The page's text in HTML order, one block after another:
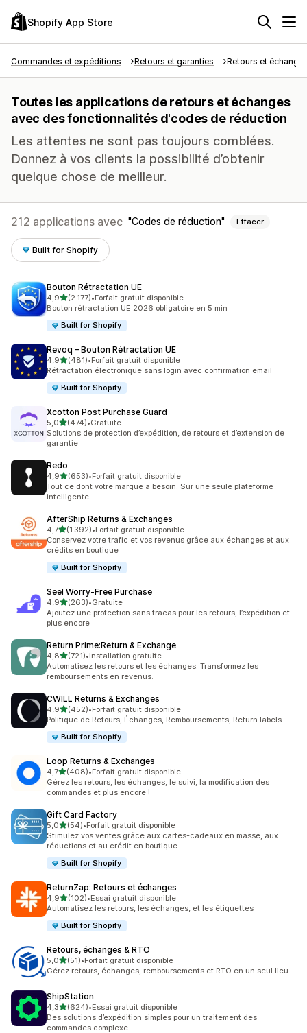
Shopify App Store
Commandes et expéditions Retours et garanties Retours et
Toutes les applications de retours et échanges
avec des fonctionnalités d'codes de réduction
Les attentes ne sont pas toujours comblées.
Donnez à vos clients la possibilité d’obtenir
quelque chose de meilleur.
212 applications avec Codes de réduction Effacer
Built for Shopify
Bouton Rétractation UE
4,9étoile(s) sur 5
(2 177)
2177 avis au total
•Forfait gratuit disponible
Bouton rétractation UE 2026 obligatoire en 5 min
Built for Shopify
Revoq – Bouton Rétractation UE
4,9étoile(s) sur 5
(481)
481 avis au total
•Forfait gratuit disponible
Rétractation électronique sans login avec confirmation email
Built for Shopify
Xcotton Post Purchase Guard
5,0étoile(s) sur 5
(474)
474 avis au total
•Gratuite
Solutions de protection d’expédition, de retours et d’extension de
garantie
Redo
4,9étoile(s) sur 5
(653)
653 avis au total
•Forfait gratuit disponible
Tout ce dont votre marque a besoin. Sur une seule plateforme
intelligente.
AfterShip Returns & Exchanges
4,7étoile(s) sur 5
(1 392)
1392 avis au total
•Forfait gratuit disponible
Conservez votre trafic et vos revenus grâce aux échanges et aux
crédits en boutique
Built for Shopify
Seel Worry‑Free Purchase
4,9étoile(s) sur 5
(263)
263 avis au total
•Gratuite
Ajoutez une protection sans tracas pour les retours, l’expédition et
plus encore
Return Prime:Return & Exchange
4,8étoile(s) sur 5
(721)
721 avis au total
•Installation gratuite
Automatisez les retours et les échanges. Transformez les
remboursements en revenus.
CWILL Returns & Exchanges
4,9étoile(s) sur 5
(452)
452 avis au total
•Forfait gratuit disponible
Politique de Retours, Échanges, Remboursements, Return labels
Built for Shopify
Loop Returns & Exchanges
4,7étoile(s) sur 5
(408)
408 avis au total
•Forfait gratuit disponible
Gérez les retours, les échanges, le suivi, la modification des
commandes et plus encore !
Gift Card Factory
5,0étoile(s) sur 5
(54)
54 avis au total
•Forfait gratuit disponible
Stimulez vos ventes grâce aux cartes-cadeaux en masse, aux
réductions et au crédit en boutique
Built for Shopify
ReturnZap: Retours et échanges
4,9étoile(s) sur 5
(102)
102 avis au total
•Essai gratuit disponible
Automatisez les retours, les échanges, et les étiquettes
Built for Shopify
Retours, échanges & RTO
5,0étoile(s) sur 5
(51)
51 avis au total
•Forfait gratuit disponible
Gérez retours, échanges, remboursements et RTO en un seul lieu
ShipStation
4,3étoile(s) sur 5
(624)
624 avis au total
•Essai gratuit disponible
Des solutions d’expédition simples pour un traitement des
commandes complexe